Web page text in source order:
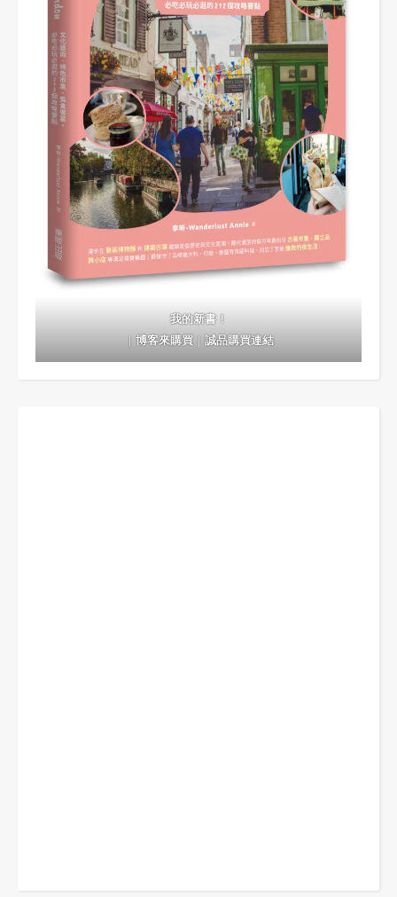
我的新書！
｜博客來購買｜誠品購買連結